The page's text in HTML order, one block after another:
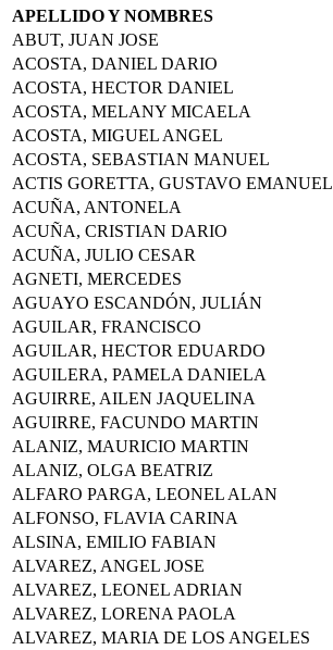
APELLIDO Y NOMBRES
ABUT, JUAN JOSE
ACOSTA, DANIEL DARIO
ACOSTA, HECTOR DANIEL
ACOSTA, MELANY MICAELA
ACOSTA, MIGUEL ANGEL
ACOSTA, SEBASTIAN MANUEL
ACTIS GORETTA, GUSTAVO EMANUEL
ACUÑA, ANTONELA
ACUÑA, CRISTIAN DARIO
ACUÑA, JULIO CESAR
AGNETI, MERCEDES
AGUAYO ESCANDÓN, JULIÁN
AGUILAR, FRANCISCO
AGUILAR, HECTOR EDUARDO
AGUILERA, PAMELA DANIELA
AGUIRRE, AILEN JAQUELINA
AGUIRRE, FACUNDO MARTIN
ALANIZ, MAURICIO MARTIN
ALANIZ, OLGA BEATRIZ
ALFARO PARGA, LEONEL ALAN
ALFONSO, FLAVIA CARINA
ALSINA, EMILIO FABIAN
ALVAREZ, ANGEL JOSE
ALVAREZ, LEONEL ADRIAN
ALVAREZ, LORENA PAOLA
ALVAREZ, MARIA DE LOS ANGELES